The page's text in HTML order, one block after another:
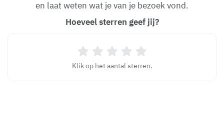
en laat weten wat je van je bezoek vond.
Hoeveel sterren geef jij?
Klik op het aantal sterren.